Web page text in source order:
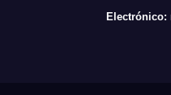
Electrónico: